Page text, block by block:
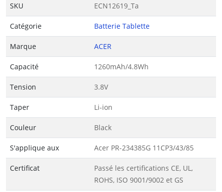
SKU ECN12619_Ta
Catégorie Batterie Tablette
Marque ACER
Capacité 1260mAh/4.8Wh
Tension 3.8V
Taper Li-ion
Couleur Black
S'applique aux Acer PR-234385G 11CP3/43/85
Certificat
Passé les certifications CE, UL,
ROHS, ISO 9001/9002 et GS